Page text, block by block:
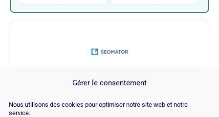
Gérer le consentement
Nous utilisons des cookies pour optimiser notre site web et notre
service.